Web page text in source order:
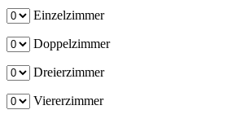
Einzelzimmer
Doppelzimmer
Dreierzimmer
Viererzimmer